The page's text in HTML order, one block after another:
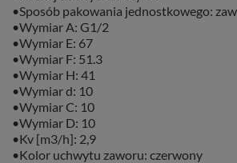
•Sposób pakowania jednostkowego:
•Wymiar A: G1/2
•Wymiar E: 67
•Wymiar F: 51.3
•Wymiar H: 41
•Wymiar d: 10
•Wymiar C: 10
•Wymiar D: 10
•Kv [m3/h]: 2,9
•Kolor uchwytu zaworu: czerwony